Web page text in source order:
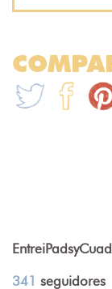
341 seguidores